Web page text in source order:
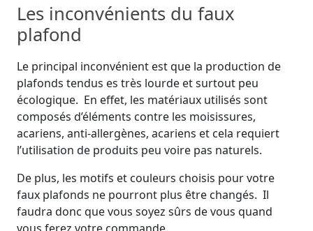
Les inconvénients du faux
plafond
Le principal inconvénient est que la production de
plafonds tendus es très lourde et surtout peu
écologique. En effet, les matériaux utilisés sont
composés d’éléments contre les moisissures,
acariens, anti-allergènes, acariens et cela requiert
l’utilisation de produits peu voire pas naturels.
De plus, les motifs et couleurs choisis pour votre
faux plafonds ne pourront plus être changés. Il
faudra donc que vous soyez sûrs de vous quand
vous ferez votre commande.